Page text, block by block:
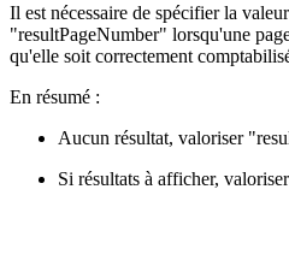
Il est nécessaire de spécifier la
"resultPageNumber" lorsqu'une
qu'elle soit correctement
En résumé :
Aucun résultat, valoriser
Si résultats à afficher,